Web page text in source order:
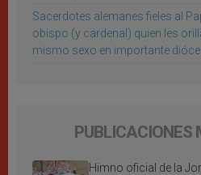
Sacerdotes alemanes fieles al
obispo (y cardenal) quien les
mismo sexo en importante
PUBLICACIONES
Himno oficial de la